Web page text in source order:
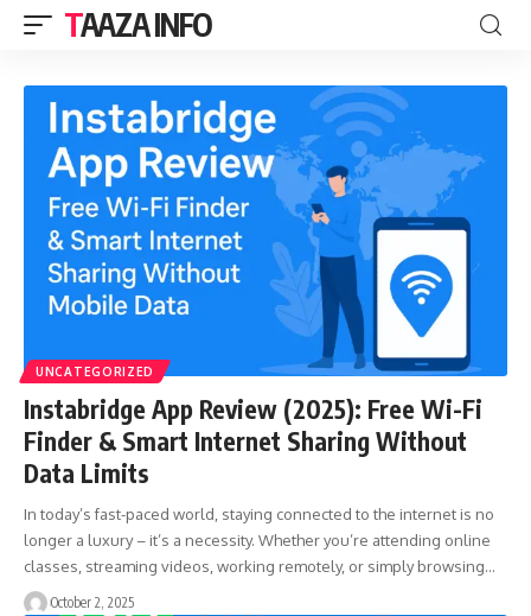
TAAZA INFO
UNCATEGORIZED
Instabridge App Review (2025): Free Wi-Fi
Finder & Smart Internet Sharing Without
Data Limits
In today’s fast-paced world, staying connected to the internet is no
longer a luxury – it’s a necessity. Whether you’re attending online
classes, streaming videos, working remotely, or simply browsing…
October 2, 2025